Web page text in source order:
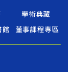
學術典藏
館
董事課程專區